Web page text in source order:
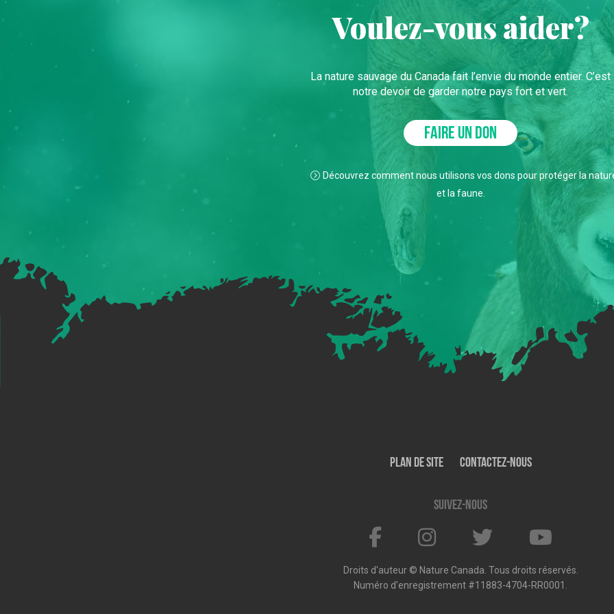
Voulez-vous aider?
La nature sauvage du Canada fait l’envie du monde entier. C’est
notre devoir de garder notre pays fort et vert.
FAIRE UN DON
Découvrez comment nous utilisons vos dons pour protéger la
et la faune.
Plan de site Contactez-nous
Suivez-nous
Droits d'auteur © Nature Canada. Tous droits réservés.
Numéro d'enregistrement #11883-4704-RR0001.